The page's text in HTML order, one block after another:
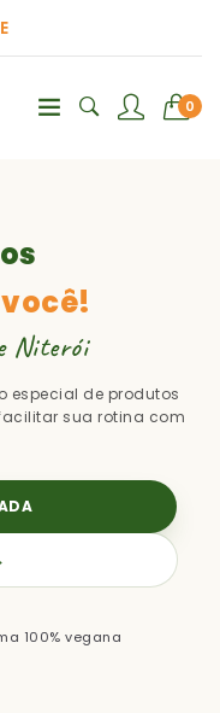
0
Niterói
especial de produtos
sua rotina com
100% vegana